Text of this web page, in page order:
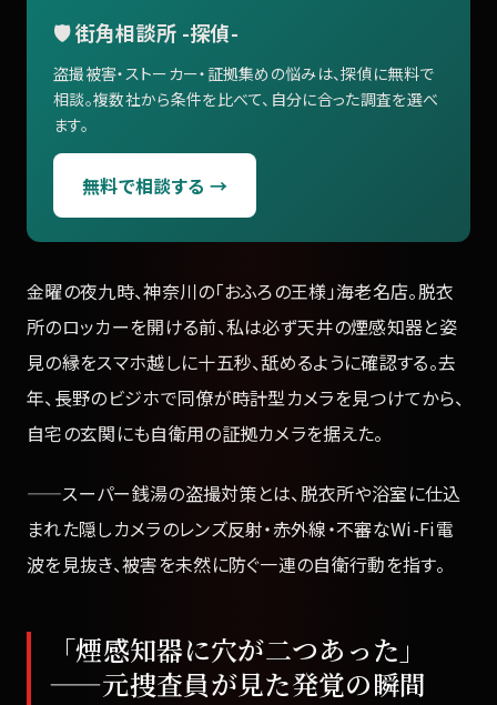
🛡️ 街角相談所 -探偵-
盗撮被害・ストーカー・証拠集めの悩みは、探偵に無料で
相談。複数社から条件を比べて、自分に合った調査を選べ
ます。
無料で相談する →
金曜の夜九時、神奈川の「おふろの王様」海老名店。脱衣
所のロッカーを開ける前、私は必ず天井の煙感知器と姿
見の縁をスマホ越しに十五秒、舐めるように確認する。去
年、長野のビジホで同僚が時計型カメラを見つけてから、
自宅の玄関にも自衛用の証拠カメラを据えた。
——スーパー銭湯の盗撮対策とは、脱衣所や浴室に仕込
まれた隠しカメラのレンズ反射・赤外線・不審なWi-Fi電
波を見抜き、被害を未然に防ぐ一連の自衛行動を指す。
「煙感知器に穴が二つあった」
——元捜査員が見た発覚の瞬間